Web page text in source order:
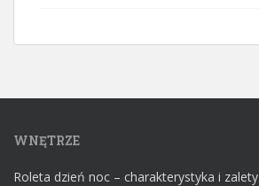
WNĘTRZE
Roleta dzień noc – charakterystyka i zalety